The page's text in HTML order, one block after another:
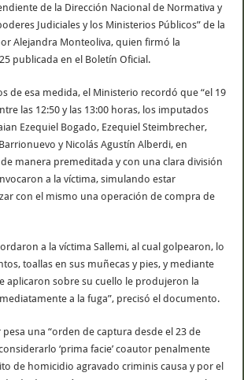
de la Dirección Nacional de Normativa y
Judiciales y los Ministerios Públicos” de la
Alejandra Monteoliva, quien firmó la
publicada en el Boletín Oficial.
de esa medida, el Ministerio recordó que “el 19
las 12:50 y las 13:00 horas, los imputados
Ezequiel Bogado, Ezequiel Steimbrecher,
y Nicolás Agustín Alberdi, en
manera premeditada y con una clara división
a la víctima, simulando estar
con el mismo una operación de compra de
a la víctima Sallemi, al cual golpearon, lo
toallas en sus muñecas y pies, y mediante
aplicaron sobre su cuello le produjeron la
a la fuga”, precisó el documento.
una “orden de captura desde el 23 de
‘prima facie’ coautor penalmente
de homicidio agravado criminis causa y por el